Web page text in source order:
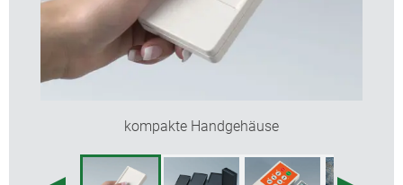
kompakte Handgehäuse